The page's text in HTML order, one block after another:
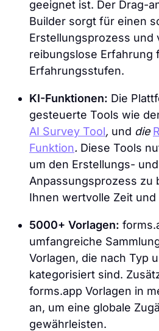
geeignet ist. Der Drag-
Builder sorgt für einen
Erstellungsprozess und
reibungslose Erfahrung
Erfahrungsstufen.
KI-Funktionen: Die
gesteuerte Tools wie
AI Survey Tool, und die
Funktion. Diese Tools
um den Erstellungs- und
Anpassungsprozess zu
Ihnen wertvolle Zeit
5000+ Vorlagen:
umfangreiche
Vorlagen, die nach Typ
kategorisiert sind.
forms.app Vorlagen in
an, um eine globale
gewährleisten.